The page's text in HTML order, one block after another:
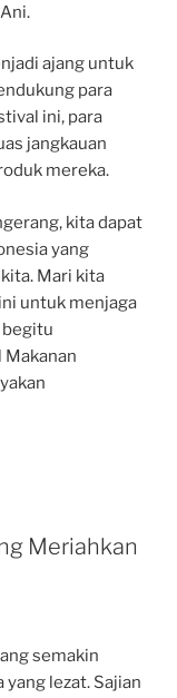
ajang untuk
para
ini, para
jangkauan
mereka.
kita dapat
yang
Mari kita
untuk menjaga
begitu
Makanan
Meriahkan
semakin
lezat. Sajian